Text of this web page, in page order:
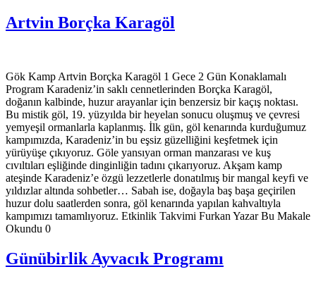
Artvin Borçka Karagöl
Gök Kamp Artvin Borçka Karagöl 1 Gece 2 Gün Konaklamalı
Program Karadeniz’in saklı cennetlerinden Borçka Karagöl,
doğanın kalbinde, huzur arayanlar için benzersiz bir kaçış noktası.
Bu mistik göl, 19. yüzyılda bir heyelan sonucu oluşmuş ve çevresi
yemyeşil ormanlarla kaplanmış. İlk gün, göl kenarında kurduğumuz
kampımızda, Karadeniz’in bu eşsiz güzelliğini keşfetmek için
yürüyüşe çıkıyoruz. Göle yansıyan orman manzarası ve kuş
cıvıltıları eşliğinde dinginliğin tadını çıkarıyoruz. Akşam kamp
ateşinde Karadeniz’e özgü lezzetlerle donatılmış bir mangal keyfi ve
yıldızlar altında sohbetler… Sabah ise, doğayla baş başa geçirilen
huzur dolu saatlerden sonra, göl kenarında yapılan kahvaltıyla
kampımızı tamamlıyoruz. Etkinlik Takvimi Furkan Yazar Bu Makale
Okundu 0
Günübirlik Ayvacık Programı